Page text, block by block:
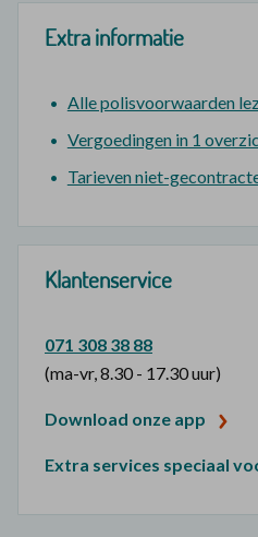
Extra informatie
Alle polisvoorwaarden
Vergoedingen in 1
Tarieven niet-
Klantenservice
071 308 38 88
(ma-vr, 8.30 - 17.30 uur)
Download onze app
Extra services speciaal